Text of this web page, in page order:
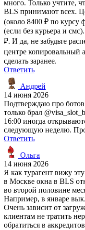
много. Только учтите,
BLS принимают всех.
(около 8400 ₽ по курсу
(если без курьера и
₽. И да, не забудьте
центре копировальный
сделать заранее.
Ответить
Андрей
14 июня 2026
Подтверждаю про
только брал
16:00 иногда
следующую неделю.
Ответить
Ольга
14 июня 2026
Я как турагент вижу
в Москве окна в BLS
во второй половине
Например, в январе
Очень зависит от
клиентам не тратить
обратиться в